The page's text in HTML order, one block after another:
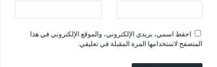
احفظ اسمي، بريدي الإلكتروني، والموقع الإلكتروني في هذا
المتصفح لاستخدامها المرة المقبلة في تعليقي.